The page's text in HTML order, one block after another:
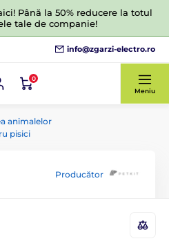
Până la 50% reducere la totul
tale de companie!
info@zgarzi-electro.ro
0
Meniu
animalelor
pisici
Producător